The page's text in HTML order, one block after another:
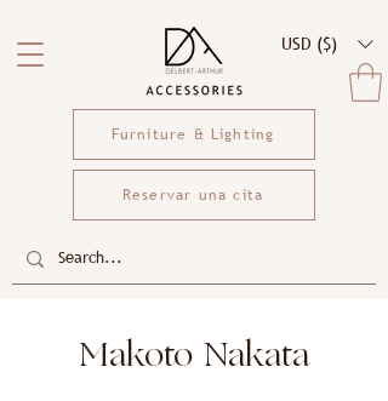
USD ($)
Furniture & Lighting
Reservar una cita
Makoto Nakata